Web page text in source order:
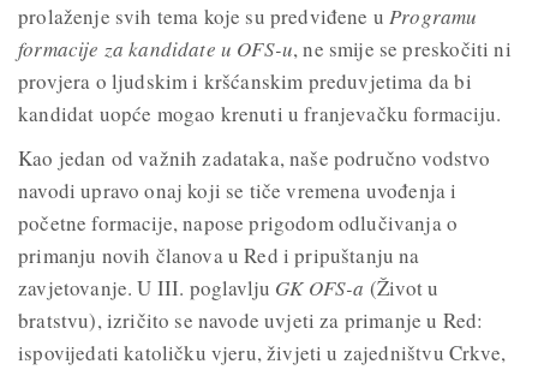
prolaženje svih tema koje su predviđene uProgramu
formacije za kandidate u OFS-u, ne smije se preskočiti ni
provjera o ljudskim i kršćanskim preduvjetima da bi
kandidat uopće mogao krenuti u franjevačku formaciju.
Kao jedan od važnih zadataka, naše područno vodstvo
navodi upravo onaj koji se tiče vremena uvođenja i
početne formacije, napose prigodom odlučivanja o
primanju novih članova u Red i pripuštanju na
zavjetovanje. U III. poglavlju GK OFS-a (Život u
bratstvu), izričito se navode uvjeti za primanje u Red:
ispovijedati katoličku vjeru, živjeti u zajedništvu Crkve,